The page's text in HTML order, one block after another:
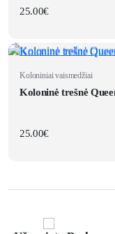
25.00€
Koloniniai vaismedžiai
Koloninė trešnė
25.00€